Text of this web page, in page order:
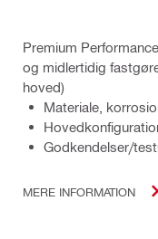
Premium
og midlertidig
hoved)
Materiale,
Godkendelser/
MERE INFORMATION